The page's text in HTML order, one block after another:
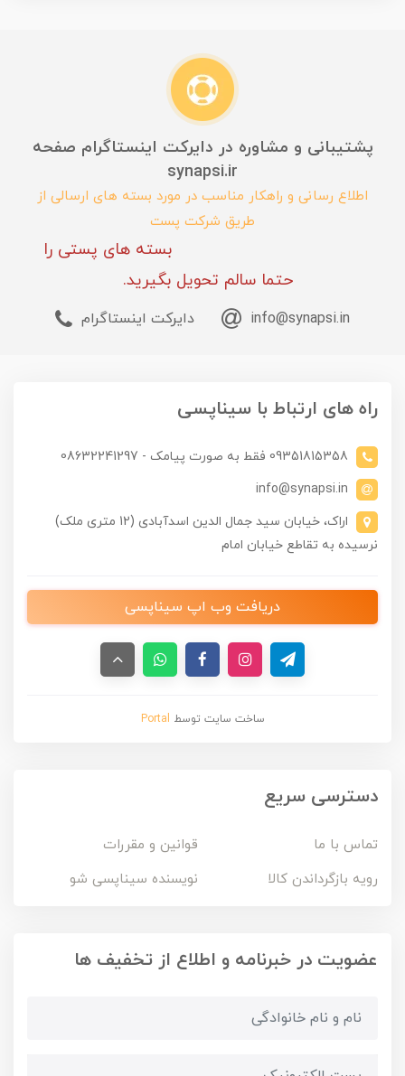
پشتیبانی و مشاوره در دایرکت اینستاگرام صفحه
synapsi.ir
اطلاع رسانی و راهکار مناسب در مورد بسته های ارسالی از
طریق شرکت پست
بسته های پستی را
حتما سالم تحویل بگیرید.
info@synapsi.in دایرکت اینستاگرام
راه های ارتباط با سیناپسی
09351815358 فقط به صورت پیامک - 08632241297
info@synapsi.in
اراک، خیابان سید جمال الدین اسدآبادی (12 متری ملک)
نرسیده به تقاطع خیابان امام
دریافت وب اپ سیناپسی
ساخت سایت توسط Portal
دسترسی سریع
تماس با ما
قوانین و مقررات
رویه بازگرداندن کالا
نویسنده سیناپسی شو
عضویت در خبرنامه و اطلاع از تخفیف ها